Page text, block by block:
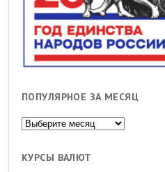
ПОПУЛЯРНОЕ ЗА МЕСЯЦ
Популярное
месяц
КУРСЫ ВАЛЮТ